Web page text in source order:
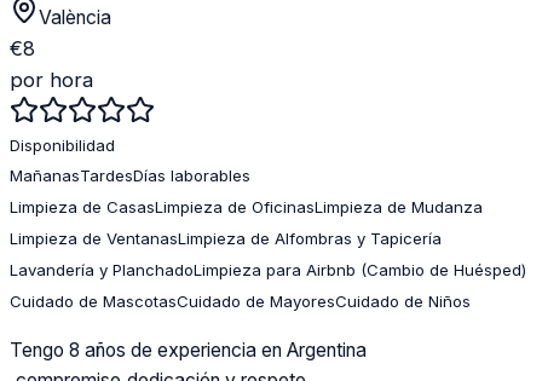
València
€8
por hora
Disponibilidad
MañanasTardesDías laborables
Limpieza de CasasLimpieza de OficinasLimpieza de Mudanza
Limpieza de VentanasLimpieza de Alfombras y Tapicería
Lavandería y PlanchadoLimpieza para Airbnb (Cambio de Huésped)
Cuidado de MascotasCuidado de MayoresCuidado de Niños
Tengo 8 años de experiencia en Argentina